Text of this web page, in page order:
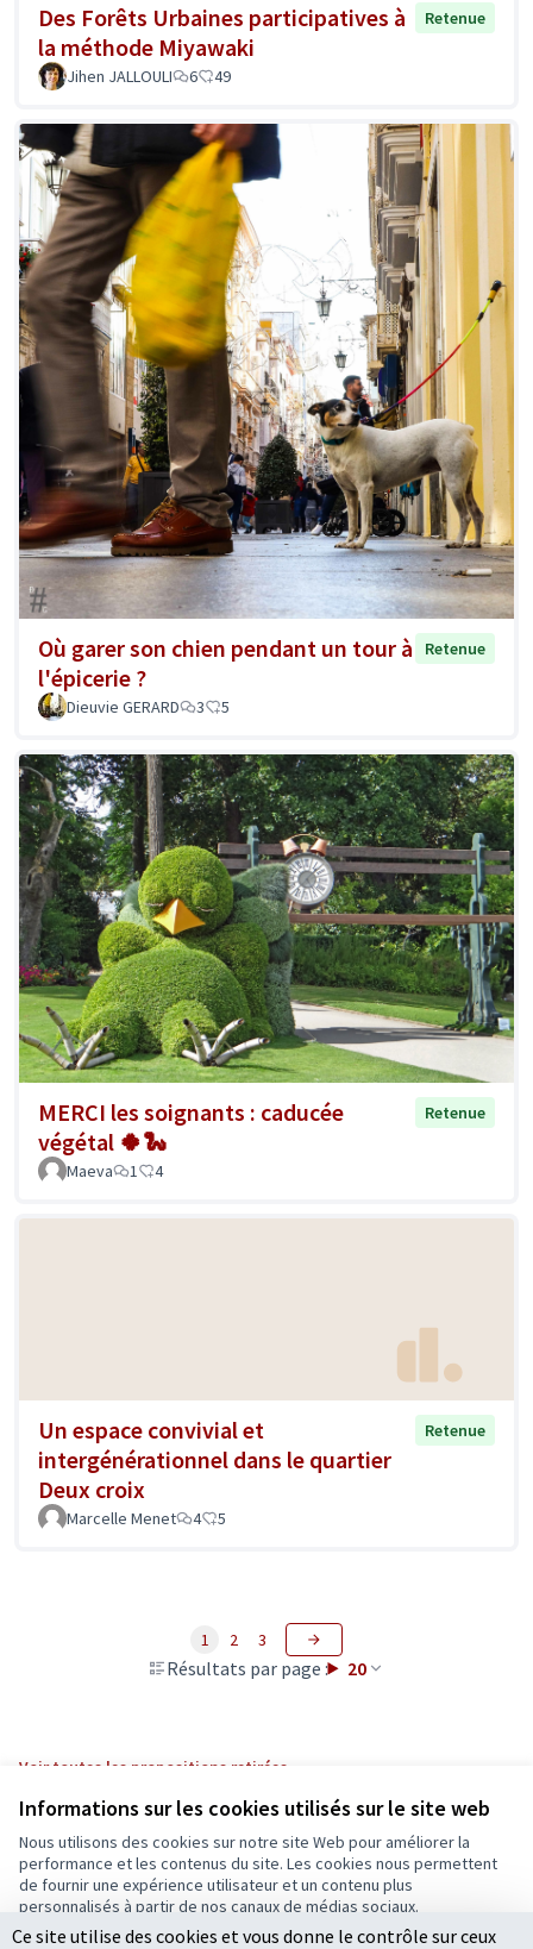
Informations sur les cookies utilisés sur le site web
Nous utilisons des cookies sur notre site Web pour améliorer la
performance et les contenus du site. Les cookies nous permettent
de fournir une expérience utilisateur et un contenu plus
personnalisés à partir de nos canaux de médias sociaux.
Tout accepter
Des Forêts Urbaines participatives à
la méthode Miyawaki
Retenue
Jihen JALLOULI 6 49
Où garer son chien pendant un tour à
l'épicerie ?
Retenue
Dieuvie GERARD 3 5
MERCI les soignants : caducée
végétal 🍀🐍
Retenue
Maeva 1 4
Un espace convivial et
intergénérationnel dans le quartier
Deux croix
Retenue
Marcelle Menet 4 5
Résultats par page : 20
1 2 3
Voir toutes les propositions retirées
Conditions d'utilisation
Paramètres des cookies
Ecrivons Angers sur X
(Lien externe)
Ecrivons Angers sur Facebook
(Lien externe)
Ce site utilise des cookies et vous donne le contrôle sur ceux